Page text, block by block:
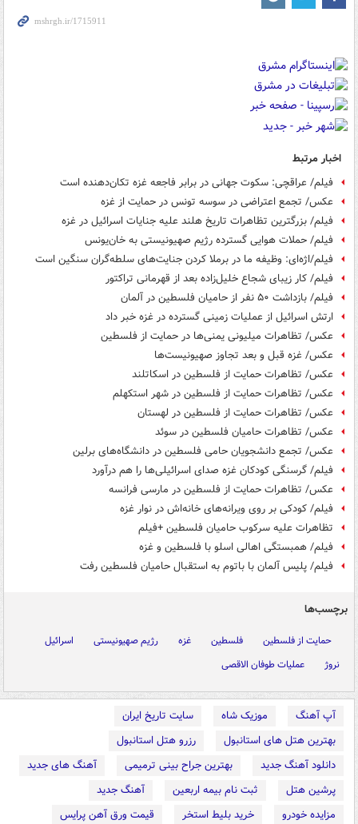
اخبار مرتبط
فیلم/ عراقچی: سکوت جهانی در برابر فاجعه غزه تکان‌دهنده است
عکس/ تجمع اعتراضی در سوسه تونس در حمایت از غزه
فیلم/ بزرگترین تظاهرات تاریخ هلند علیه جنایات اسرائیل در غزه
فیلم/ حملات هوایی گسترده رژیم صهیونیستی به خان‌یونس
فیلم/اژه‌ای: وظیفه ما در برملا کردن جنایت‌های سلطه‌گران سنگین است
فیلم/ کار زیبای شجاع خلیل‌زاده بعد از قهرمانی تراکتور
فیلم/ بازداشت ۵٠ نفر از حامیان فلسطین در آلمان
ارتش اسرائیل از عملیات زمینی گسترده در غزه خبر داد
عکس/ تظاهرات میلیونی یمنی‌ها در حمایت از فلسطین
عکس/ غزه قبل و بعد تجاوز صهیونیست‌ها
عکس/ تظاهرات حمایت از فلسطین در اسکاتلند
عکس/ تظاهرات حمایت از فلسطین در شهر استکهلم
عکس/ تظاهرات حمایت از فلسطین در لهستان
عکس/ تظاهرات حامیان فلسطین در سوئد
عکس/ تجمع دانشجویان حامی فلسطین در دانشگاه‌های برلین
فیلم/ گرسنگی کودکان غزه صدای اسرائیلی‌ها را هم درآورد
عکس/ تظاهرات حمایت از فلسطین در مارسی فرانسه
فیلم/ کودکی بر روی ویرانه‌های خانه‌اش در نوار غزه
تظاهرات علیه سرکوب حامیان فلسطین +فیلم
فیلم/ همبستگی اهالی اسلو با فلسطین و غزه
فیلم/ پلیس آلمان با باتوم به استقبال حامیان فلسطین رفت
برچسب‌ها
حمایت از فلسطین فلسطین غزه رژیم صهیونیستی
اسرائیل
نروژ
عملیات طوفان الاقصی
آپ آهنگ موزیک شاه
سایت تاریخ ایران
بهترین هتل های استانبول
رزرو هتل استانبول
دانلود آهنگ جدید
بهترین جراح بینی ترمیمی
آهنگ های جدید
پرشین هتل
ثبت نام بیمه اربعین
آهنگ جدید
مزایده خودرو
خرید بلیط استخر
قیمت ورق آهن پرایس